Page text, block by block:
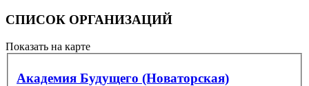
СПИСОК ОРГАНИЗАЦИЙ
Показать на карте
Академия Будущего (Новаторская)